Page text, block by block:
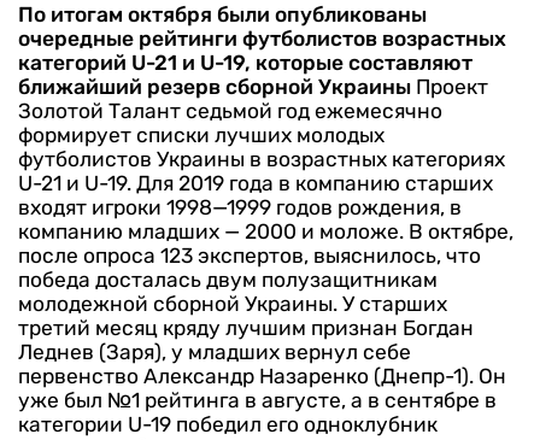
По итогам октября были опубликованы
очередные рейтинги футболистов возрастных
категорий U-21 и U-19, которые составляют
ближайший резерв сборной Украины Проект
Золотой Талант седьмой год ежемесячно
формирует списки лучших молодых
футболистов Украины в возрастных категориях
U-21 и U-19. Для 2019 года в компанию старших
входят игроки 1998—1999 годов рождения, в
компанию младших — 2000 и моложе. В октябре,
после опроса 123 экспертов, выяснилось, что
победа досталась двум полузащитникам
молодежной сборной Украины. У старших
третий месяц кряду лучшим признан Богдан
Леднев (Заря), у младших вернул себе
первенство Александр Назаренко (Днепр-1). Он
уже был №1 рейтинга в августе, а в сентябре в
категории U-19 победил его одноклубник